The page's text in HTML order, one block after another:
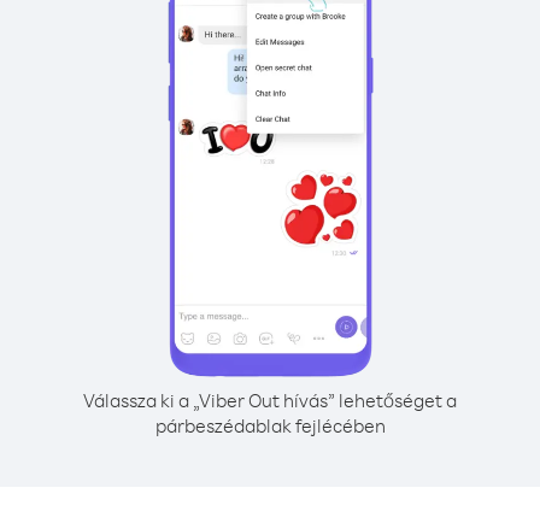
Válassza ki a „Viber Out hívás” lehetőséget a
párbeszédablak fejlécében